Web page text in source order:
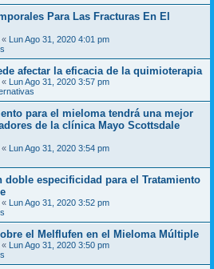
Para Las Fracturas En El
« Lun Ago 31, 2020 4:01 pm
afectar la eficacia de la quimioterapia
« Lun Ago 31, 2020 3:57 pm
para el mieloma tendrá una mejor
de la clínica Mayo Scottsdale
« Lun Ago 31, 2020 3:54 pm
doble especificidad para el Tratamiento
« Lun Ago 31, 2020 3:52 pm
el Melflufen en el Mieloma Múltiple
« Lun Ago 31, 2020 3:50 pm